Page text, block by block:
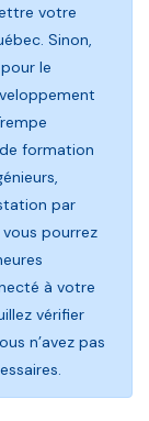
votre
Sinon,
le
formation
par
pourrez
à votre
vérifier
n’avez pas